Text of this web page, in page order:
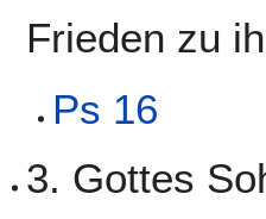
Frieden zu
Ps 16
3. Gottes